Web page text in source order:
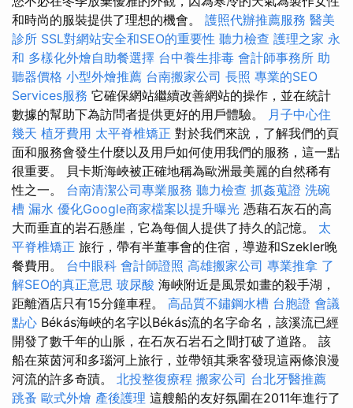
和時尚的服裝提供了理想的機會。 護照代辦推薦服務 醫美
診所 SSL對網站安全和SEO的重要性 聽力檢查 護理之家 永
和 多樣化外燴自助餐選擇 台中養生排毒 會計師事務所 助
聽器價格 小型外燴推薦 台南搬家公司 長照 專業的SEO
Services服務 它確保網站繼續改善網站的操作，並在統計
數據的幫助下為訪問者提供更好的用戶體驗。 月子中心住
幾天 植牙費用 太平脊椎矯正 對於我們來說，了解我們的頁
面和服務會發生什麼以及用戶如何使用我們的服務，這一點
很重要。 貝卡斯海峽被正確地稱為歐洲最美麗的自然稀有
性之一。 台南清潔公司專業服務 聽力檢查 抓姦蒐證 洗碗
槽 漏水 優化Google商家檔案以提升曝光 憑藉石灰石的高
大而垂直的岩石懸崖，它為每個人提供了持久的記憶。 太
平脊椎矯正 旅行，帶有半董事會的住宿，導遊和Szekler晚
餐費用。 台中眼科 會計師證照 高雄搬家公司 專業推拿 了
解SEO的真正意思 玻尿酸 海峽附近是風景如畫的殺手湖，
距離酒店只有15分鐘車程。 高品質不鏽鋼水槽 台胞證 會議
點心 Békás海峽的名字以Békás流的名字命名，該溪流已經
開發了數千年的山脈，在石灰石岩石之間打破了道路。 該
船在萊茵河和多瑙河上旅行，並帶領其乘客發現這兩條浪漫
河流的許多奇蹟。 北投整復療程 搬家公司 台北牙醫推薦
跳蚤 歐式外燴 產後護理 這艘船的友好氛圍在2011年進行了